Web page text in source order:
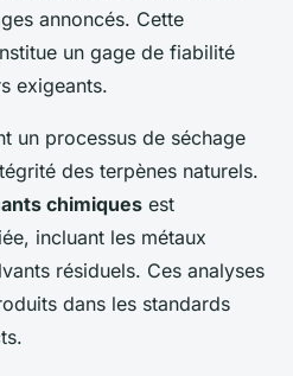
annoncés. Cette
un gage de fiabilité
exigeants.
un processus de séchage
des terpènes naturels.
chimiques est
incluant les métaux
résiduels. Ces analyses
dans les standards